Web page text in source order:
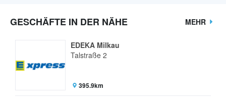
GESCHÄFTE IN DER NÄHE MEHR
EDEKA Milkau
Talstraße 2
395.9km